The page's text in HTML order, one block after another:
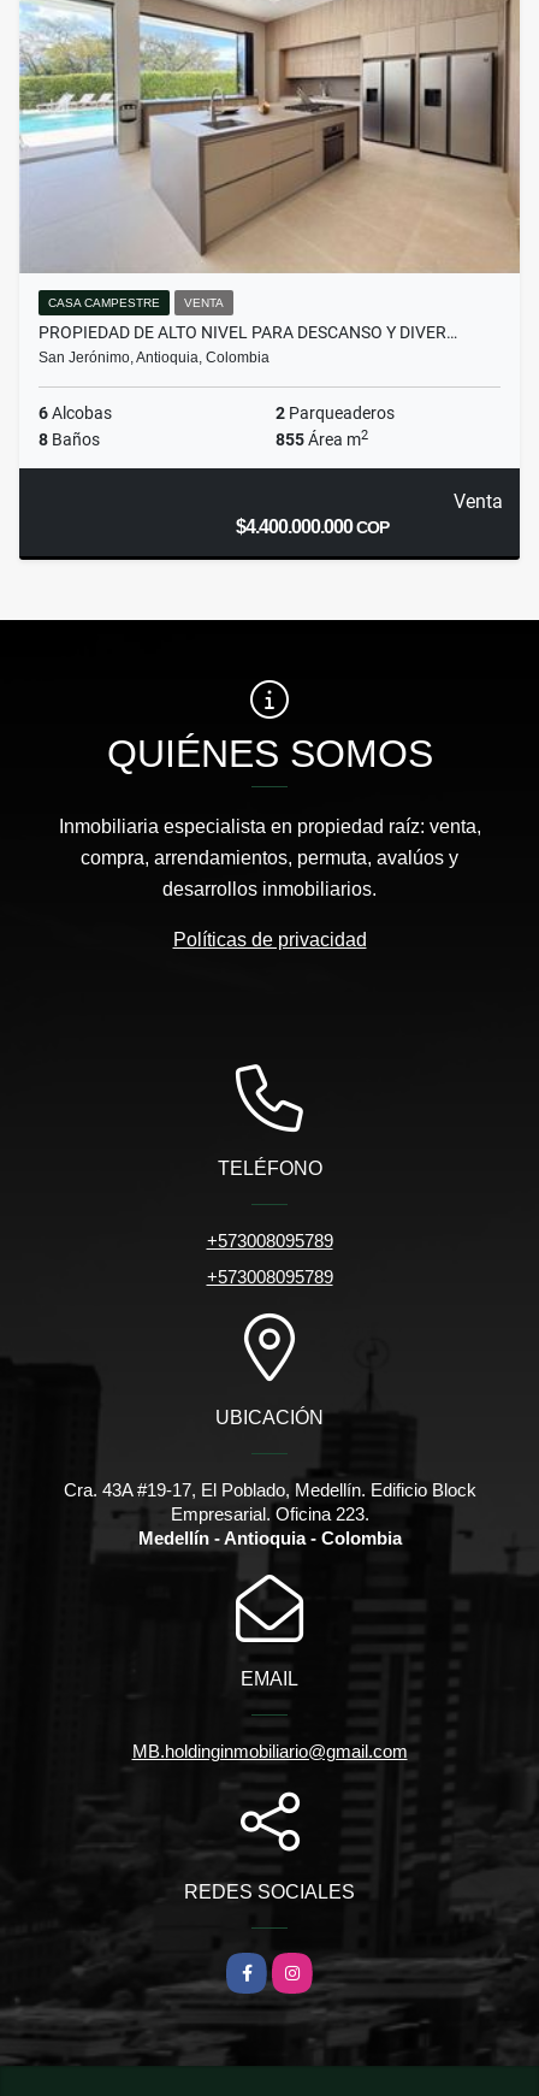
CASA CAMPESTRE VENTA
PROPIEDAD DE ALTO NIVEL PARA DESCANSO Y DIVER…
San Jerónimo, Antioquia, Colombia
6Alcobas 2 Parqueaderos
8 Baños 855Área m2
Venta
$4.400.000.000COP
QUIÉNES SOMOS
Inmobiliaria especialista en propiedad raíz: venta,
compra, arrendamientos, permuta, avalúos y
desarrollos inmobiliarios.
Políticas de privacidad
TELÉFONO
+573008095789
+573008095789
UBICACIÓN
Cra. 43A #19-17, El Poblado, Medellín. Edificio Block
Empresarial. Oficina 223.
Medellín - Antioquia - Colombia
EMAIL
MB.holdinginmobiliario@gmail.com
REDES SOCIALES
FacebookInstagram